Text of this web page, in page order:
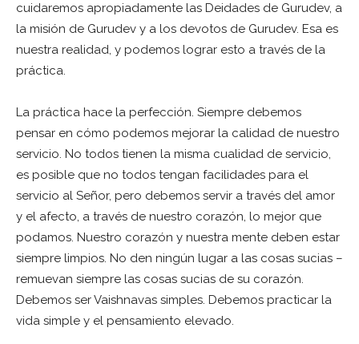
cuidaremos apropiadamente las Deidades de Gurudev, a
la misión de Gurudev y a los devotos de Gurudev. Esa es
nuestra realidad, y podemos lograr esto a través de la
práctica.
La práctica hace la perfección. Siempre debemos
pensar en cómo podemos mejorar la calidad de nuestro
servicio. No todos tienen la misma cualidad de servicio,
es posible que no todos tengan facilidades para el
servicio al Señor, pero debemos servir a través del amor
y el afecto, a través de nuestro corazón, lo mejor que
podamos. Nuestro corazón y nuestra mente deben estar
siempre limpios. No den ningún lugar a las cosas sucias –
remuevan siempre las cosas sucias de su corazón.
Debemos ser Vaishnavas simples. Debemos practicar la
vida simple y el pensamiento elevado.